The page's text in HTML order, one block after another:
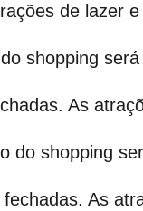
de lazer
shopping
As
do shopping
As